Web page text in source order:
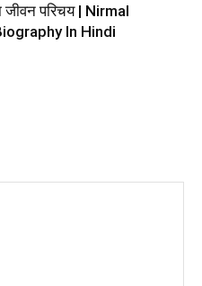
जीवन परिचय | Nirmal
In Hindi